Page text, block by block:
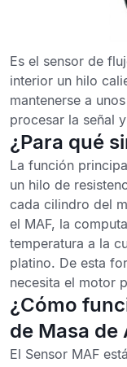
Es el sensor de
interior un hilo
mantenerse a
procesar la señal
¿Para qué
La función
un hilo de
cada cilindro del
el MAF, la
temperatura a la
platino. De esta
necesita el motor
¿Cómo
de Masa de
El Sensor MAF